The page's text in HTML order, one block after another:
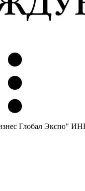
Глобал Экспо"